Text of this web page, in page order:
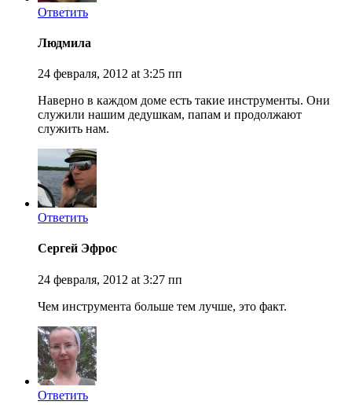
Ответить
Людмила
24 февраля, 2012 at 3:25 пп
Наверно в каждом доме есть такие инструменты. Они
служили нашим дедушкам, папам и продолжают
служить нам.
Ответить
Сергей Эфрос
24 февраля, 2012 at 3:27 пп
Чем инструмента больше тем лучше, это факт.
Ответить